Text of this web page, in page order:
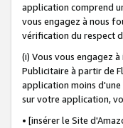
application comprend
vous engagez à nous
vérification du respect
(i) Vous vous engagez
Publicitaire à partir de
application moins
sur votre application,
• [insérer le Site